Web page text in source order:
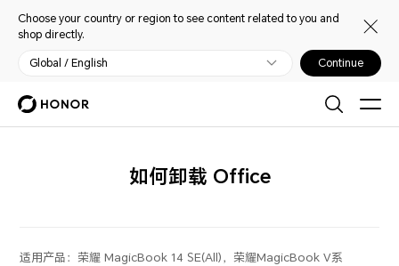
Choose your country or region to see content related to you and
shop directly.
Global / English Continue
如何卸载 Office
适用产品： 荣耀 MagicBook 14 SE(All)，荣耀MagicBook V系